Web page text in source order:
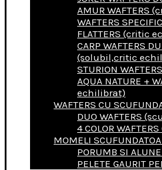
AMUR WAFTERS
WAFTERS
FLATTERS (critic
CARP WAFTERS
(solubil,critic
STURION
AQUA NATURE +
echilibrat)
WAFTERS CU
DUO WAFTERS
4 COLOR
MOMELI
PORUMB SI
PELETE GAURIT